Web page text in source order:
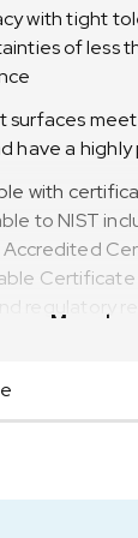
with tight
of less
surfaces
have a
with
to NIST
Accredited
regulatory
a
OIML
to a
Meer